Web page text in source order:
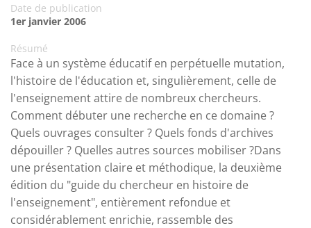
Date de publication
1er janvier 2006
Résumé
Face à un système éducatif en perpétuelle mutation,
l'histoire de l'éducation et, singulièrement, celle de
l'enseignement attire de nombreux chercheurs.
Comment débuter une recherche en ce domaine ?
Quels ouvrages consulter ? Quels fonds d'archives
dépouiller ? Quelles autres sources mobiliser ?Dans
une présentation claire et méthodique, la deuxième
édition du "guide du chercheur en histoire de
l'enseignement", entièrement refondue et
considérablement enrichie, rassemble des